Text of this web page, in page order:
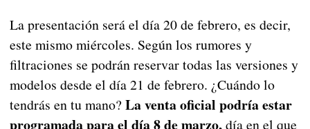
La presentación será el día 20 de febrero, es decir,
este mismo miércoles. Según los rumores y
filtraciones se podrán reservar todas las versiones y
modelos desde el día 21 de febrero. ¿Cuándo lo
tendrás en tu mano? La venta oficial podría estar
programada para el día 8 de marzo,día en el que